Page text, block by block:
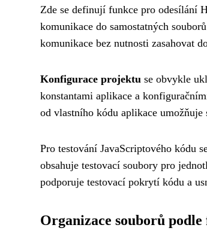
Zde se definují funkce pro odesílání
komunikace do samostatných
komunikace bez nutnosti zasahovat
Konfigurace projektu se obvykle
konstantami aplikace a
od vlastního kódu aplikace
Pro testování JavaScriptového kódu
obsahuje testovací soubory pro
podporuje testovací pokrytí kódu a
Organizace souborů